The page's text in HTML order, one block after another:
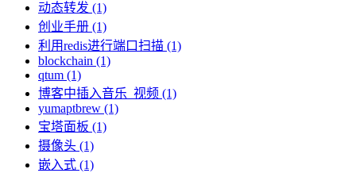
动态转发 (1)
创业手册 (1)
利用redis进行端口扫描 (1)
blockchain (1)
qtum (1)
博客中插入音乐_视频 (1)
yumaptbrew (1)
宝塔面板 (1)
摄像头 (1)
嵌入式 (1)